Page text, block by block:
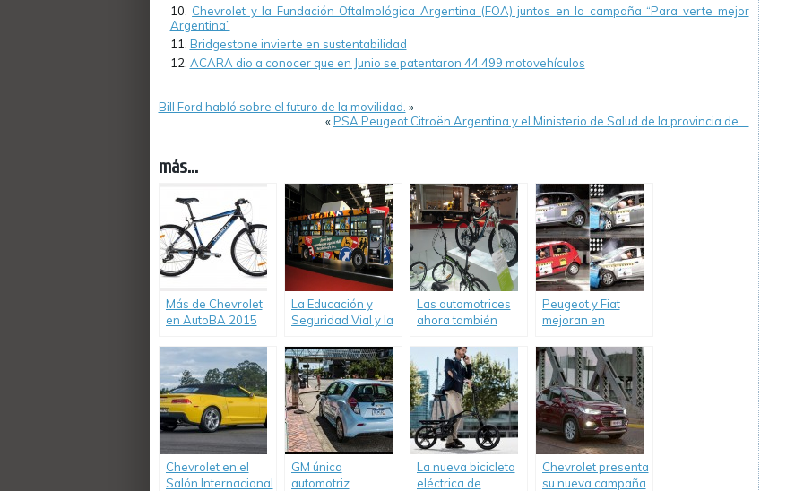
Chevrolet y la Fundación Oftalmológica Argentina (FOA) juntos en la campaña “Para verte mejor
Argentina”
Bridgestone invierte en sustentabilidad
ACARA dio a conocer que en Junio se patentaron 44.499 motovehículos
Bill Ford habló sobre el futuro de la movilidad. »
«PSA Peugeot Citroën Argentina y el Ministerio de Salud de la provincia de …
más...
Más de Chevrolet
en AutoBA 2015
La Educación y
Seguridad Vial y la
sostenible están
presentes en el 6º
Salón Internacional
del Automóvil
Las automotrices
ahora también
venta de bicicletas
Peugeot y Fiat
mejoran en
choque de Latin
NCAP; Chevrolet
decepciona
Chevrolet en el
Salón Internacional
GM única
automotriz
La nueva bicicleta
eléctrica de
Chevrolet presenta
su nueva campaña